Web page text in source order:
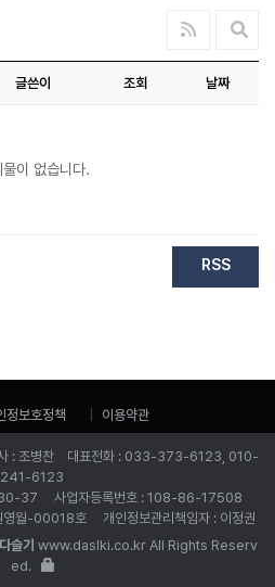
글쓴이 조회 날짜
물이 없습니다.
RSS
정보호정책 이용약관
: 조병찬 대표전화 : 033-373-6123, 010-
6123
130-37 사업자등록번호 : 108-86-17508
영월-00018호 개인정보관리책임자 : 이정권
슬기 www.daslki.co.kr All Rights Reserv
ed.